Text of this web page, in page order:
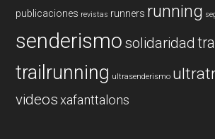
publicaciones revistas runners running
senderismo solidaridad
trailrunning ultrasenderismo
videos xafanttalons